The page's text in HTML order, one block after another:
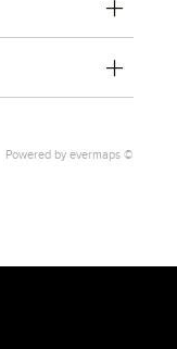
Powered by evermaps ©